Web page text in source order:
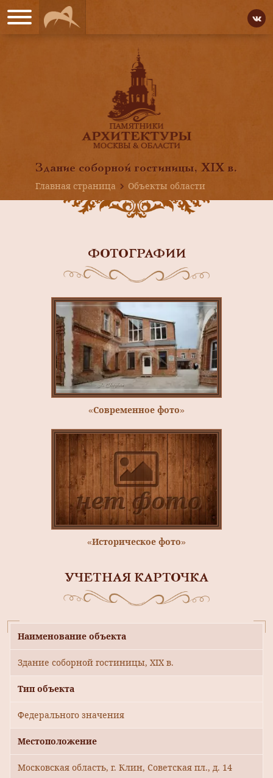
Здание соборной гостиницы, XIX в.
Главная страница
Объекты области
ФОТОГРАФИИ
«Современное фото»
«Историческое фото»
УЧЕТНАЯ КАРТОЧКА
Наименование объекта
Здание соборной гостиницы, XIX в.
Тип объекта
Федерального значения
Местоположение
Московская область, г. Клин, Советская пл., д. 14